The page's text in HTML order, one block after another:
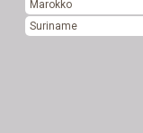
Marokko
Suriname